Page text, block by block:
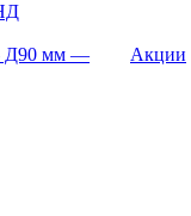
- Д90 мм —
Акции